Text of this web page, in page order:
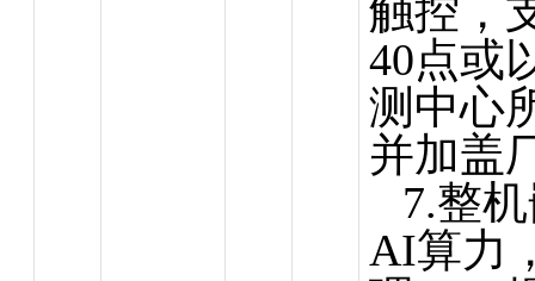
触控，
40点或
测中心
并加盖
7.整
AI算力